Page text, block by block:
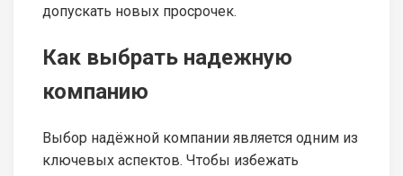
допускать новых просрочек.
Как выбрать надежную
компанию
Выбор надёжной компании является одним из
ключевых аспектов. Чтобы избежать